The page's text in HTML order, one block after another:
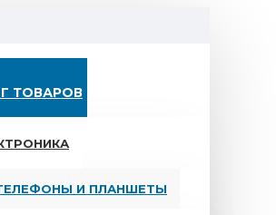
ТОВАРОВ
И ПЛАНШЕТЫ